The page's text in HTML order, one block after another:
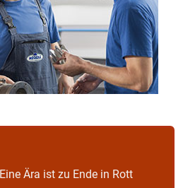
Eine Ära ist zu Ende in Rott